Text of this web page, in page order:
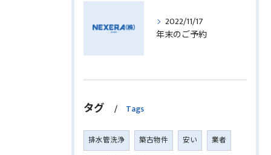
2022/11/17
年末のご予約
タグ Tags
排水管洗浄 築古物件 安い 業者